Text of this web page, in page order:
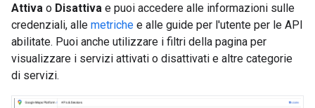
Attiva o Disattiva e puoi accedere alle informazioni sulle
credenziali, alle metriche e alle guide per l'utente per le API
abilitate. Puoi anche utilizzare i filtri della pagina per
visualizzare i servizi attivati o disattivati e altre categorie
di servizi.